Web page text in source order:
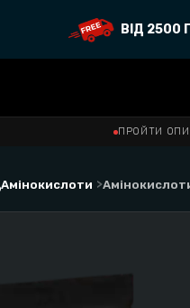
ВІД 2500
ПРОЙТИ
Амінокислоти >